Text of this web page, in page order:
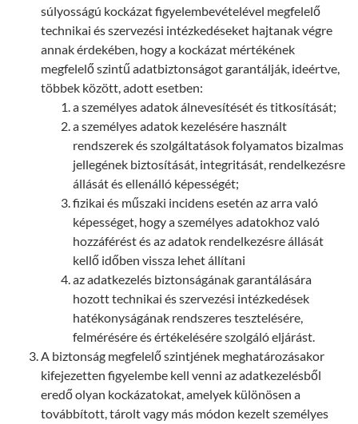
súlyosságú kockázat figyelembevételével megfelelő
technikai és szervezési intézkedéseket hajtanak végre
annak érdekében, hogy a kockázat mértékének
megfelelő szintű adatbiztonságot garantálják, ideértve,
többek között, adott esetben:
a személyes adatok álnevesítését és titkosítását;
a személyes adatok kezelésére használt
rendszerek és szolgáltatások folyamatos bizalmas
jellegének biztosítását, integritását, rendelkezésre
állását és ellenálló képességét;
fizikai és műszaki incidens esetén az arra való
képességet, hogy a személyes adatokhoz való
hozzáférést és az adatok rendelkezésre állását
kellő időben vissza lehet állítani
az adatkezelés biztonságának garantálására
hozott technikai és szervezési intézkedések
hatékonyságának rendszeres tesztelésére,
felmérésére és értékelésére szolgáló eljárást.
A biztonság megfelelő szintjének meghatározásakor
kifejezetten figyelembe kell venni az adatkezelésből
eredő olyan kockázatokat, amelyek különösen a
továbbított, tárolt vagy más módon kezelt személyes